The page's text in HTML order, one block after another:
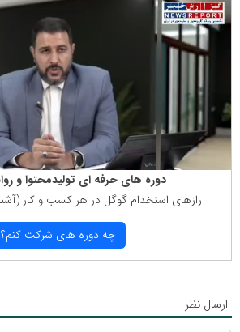
دوره های حرفه ای تولیدمحتوا و
رازهای استخدام گوگل در هر كسب و كار
چه دوره های شركت كنم؟
ارسال نظر